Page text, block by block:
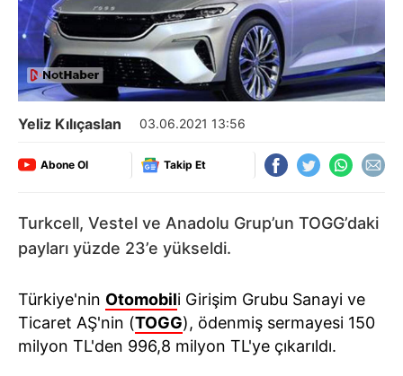
Yeliz Kılıçaslan 03.06.2021 13:56
Abone Ol Takip Et
Turkcell, Vestel ve Anadolu Grup’un TOGG’daki
payları yüzde 23’e yükseldi.
Türkiye'nin Otomobili Girişim Grubu Sanayi ve
Ticaret AŞ'nin (TOGG), ödenmiş sermayesi 150
milyon TL'den 996,8 milyon TL'ye çıkarıldı.